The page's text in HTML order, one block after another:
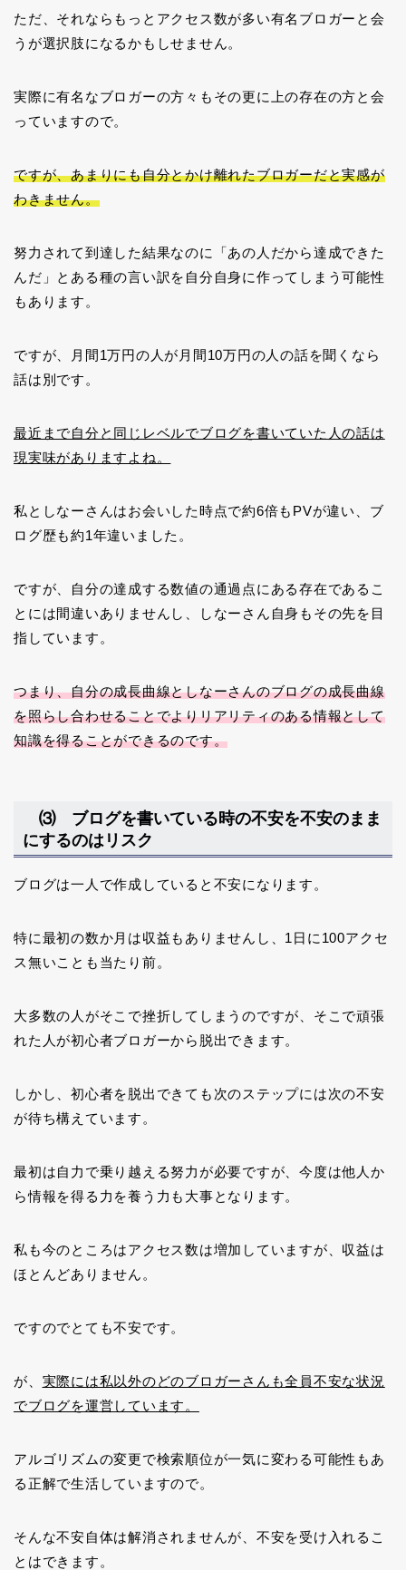
ただ、それならもっとアクセス数が多い有名ブロガーと会
うが選択肢になるかもしせません。
実際に有名なブロガーの方々もその更に上の存在の方と会
っていますので。
ですが、あまりにも自分とかけ離れたブロガーだと実感が
わきません。
努力されて到達した結果なのに「あの人だから達成できた
んだ」とある種の言い訳を自分自身に作ってしまう可能性
もあります。
ですが、月間1万円の人が月間10万円の人の話を聞くなら
話は別です。
最近まで自分と同じレベルでブログを書いていた人の話は
現実味がありますよね。
私としなーさんはお会いした時点で約6倍もPVが違い、ブ
ログ歴も約1年違いました。
ですが、自分の達成する数値の通過点にある存在であるこ
とには間違いありませんし、しなーさん自身もその先を目
指しています。
つまり、自分の成長曲線としなーさんのブログの成長曲線
を照らし合わせることでよりリアリティのある情報として
知識を得ることができるのです。
⑶ ブログを書いている時の不安を不安のまま
にするのはリスク
ブログは一人で作成していると不安になります。
特に最初の数か月は収益もありませんし、1日に100アクセ
ス無いことも当たり前。
大多数の人がそこで挫折してしまうのですが、そこで頑張
れた人が初心者ブロガーから脱出できます。
しかし、初心者を脱出できても次のステップには次の不安
が待ち構えています。
最初は自力で乗り越える努力が必要ですが、今度は他人か
ら情報を得る力を養う力も大事となります。
私も今のところはアクセス数は増加していますが、収益は
ほとんどありません。
ですのでとても不安です。
が、 実際には私以外のどのブロガーさんも全員不安な状況
でブログを運営しています。
アルゴリズムの変更で検索順位が一気に変わる可能性もあ
る正解で生活していますので。
そんな不安自体は解消されませんが、不安を受け入れるこ
とはできます。